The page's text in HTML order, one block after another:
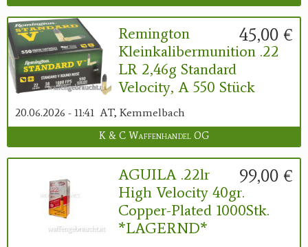
45,00 €
Remington
Kleinkalibermunition .22
LR 2,46g Standard
Velocity, A 550 Stück
20.06.2026 - 11:41 AT, Kemmelbach
K & C Waffenhandel OG
99,00 €
AGUILA .22lr
High Velocity 40gr.
Copper-Plated 1000Stk.
*LAGERND*